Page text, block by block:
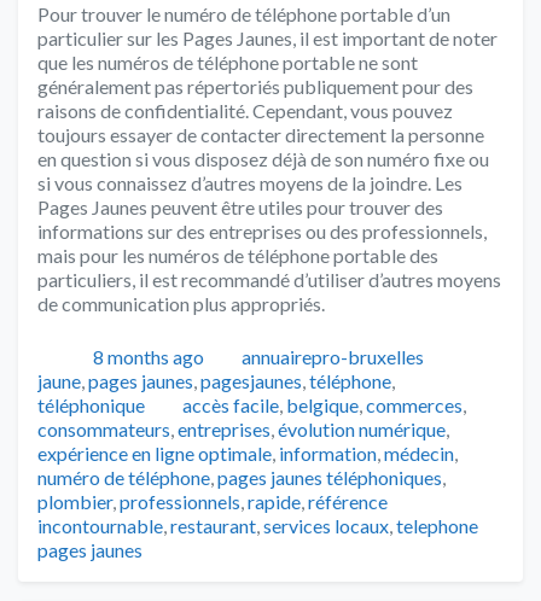
Pour trouver le numéro de téléphone portable d’un
particulier sur les Pages Jaunes, il est important de noter
que les numéros de téléphone portable ne sont
généralement pas répertoriés publiquement pour des
raisons de confidentialité. Cependant, vous pouvez
toujours essayer de contacter directement la personne
en question si vous disposez déjà de son numéro fixe ou
si vous connaissez d’autres moyens de la joindre. Les
Pages Jaunes peuvent être utiles pour trouver des
informations sur des entreprises ou des professionnels,
mais pour les numéros de téléphone portable des
particuliers, il est recommandé d’utiliser d’autres moyens
de communication plus appropriés.
Publié
8 months ago Auteur
annuairepro-bruxelles
jaune,pages jaunes,pagesjaunes,téléphone,
téléphonique
Tags
accès facile, belgique,commerces,
consommateurs,entreprises,évolution numérique,
expérience en ligne optimale, information,médecin,
numéro de téléphone,pages jaunes téléphoniques,
plombier,professionnels,rapide,référence
incontournable,restaurant,services locaux,telephone
pages jaunes